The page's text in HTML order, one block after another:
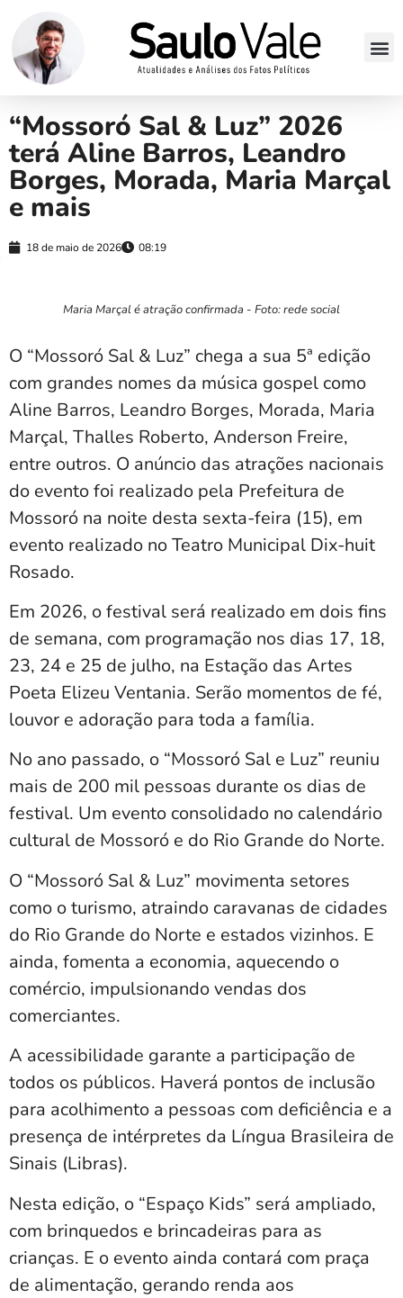
“Mossoró Sal & Luz” 2026
terá Aline Barros, Leandro
Borges, Morada, Maria Marçal
e mais
18 de maio de 2026 08:19
Maria Marçal é atração confirmada - Foto: rede social
O “Mossoró Sal & Luz” chega a sua 5ª edição
com grandes nomes da música gospel como
Aline Barros, Leandro Borges, Morada, Maria
Marçal, Thalles Roberto, Anderson Freire,
entre outros. O anúncio das atrações nacionais
do evento foi realizado pela Prefeitura de
Mossoró na noite desta sexta-feira (15), em
evento realizado no Teatro Municipal Dix-huit
Rosado.
Em 2026, o festival será realizado em dois fins
de semana, com programação nos dias 17, 18,
23, 24 e 25 de julho, na Estação das Artes
Poeta Elizeu Ventania. Serão momentos de fé,
louvor e adoração para toda a família.
No ano passado, o “Mossoró Sal e Luz” reuniu
mais de 200 mil pessoas durante os dias de
festival. Um evento consolidado no calendário
cultural de Mossoró e do Rio Grande do Norte.
O “Mossoró Sal & Luz” movimenta setores
como o turismo, atraindo caravanas de cidades
do Rio Grande do Norte e estados vizinhos. E
ainda, fomenta a economia, aquecendo o
comércio, impulsionando vendas dos
comerciantes.
A acessibilidade garante a participação de
todos os públicos. Haverá pontos de inclusão
para acolhimento a pessoas com deficiência e a
presença de intérpretes da Língua Brasileira de
Sinais (Libras).
Nesta edição, o “Espaço Kids” será ampliado,
com brinquedos e brincadeiras para as
crianças. E o evento ainda contará com praça
de alimentação, gerando renda aos